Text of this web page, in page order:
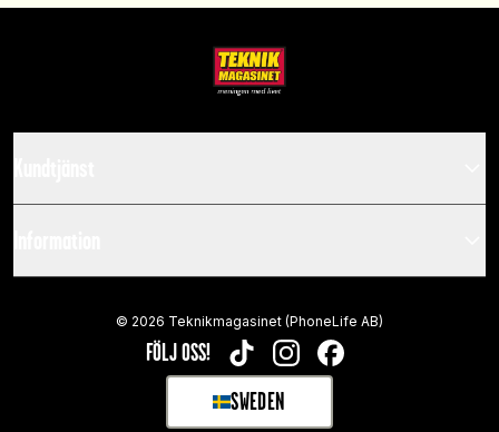
FÖLJ OSS! TIKTOKINSTAGRAMFACEBOOK
SWEDEN
SELECT MARKET
© 2026 Teknikmagasinet (PhoneLife AB)